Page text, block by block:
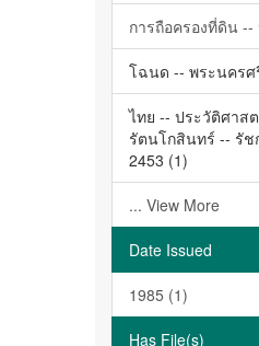
การถือครองที่ดิน --
โฉนด -- พระนครศ
ไทย -- ประวัติศาส
รัตนโกสินทร์ -- รัช
2453 (1)
... View More
Date Issued
1985 (1)
Has File(s)